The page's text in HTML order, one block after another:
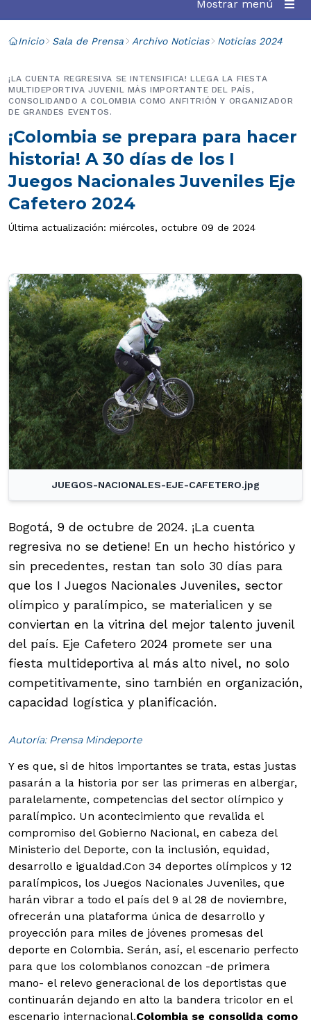
Mostrar menú
Inicio Sala de Prensa Archivo Noticias Noticias 2024
¡Colombia se prepara para hacer
historia! A 30 días de los I
Juegos Nacionales Juveniles Eje
Cafetero 2024
¡LA CUENTA REGRESIVA SE INTENSIFICA! LLEGA LA FIESTA
MULTIDEPORTIVA JUVENIL MÁS IMPORTANTE DEL PAÍS,
CONSOLIDANDO A COLOMBIA COMO ANFITRIÓN Y ORGANIZADOR
DE GRANDES EVENTOS.
Última actualización: miércoles, octubre 09 de 2024
JUEGOS-NACIONALES-EJE-CAFETERO.jpg
Bogotá, 9 de octubre de 2024. ¡La cuenta
regresiva no se detiene! En un hecho histórico y
sin precedentes, restan tan solo 30 días para
que los I Juegos Nacionales Juveniles, sector
olímpico y paralímpico, se materialicen y se
conviertan en la vitrina del mejor talento juvenil
del país. Eje Cafetero 2024 promete ser una
fiesta multideportiva al más alto nivel, no solo
competitivamente, sino también en organización,
capacidad logística y planificación.
Autoría: Prensa Mindeporte
Y es que, si de hitos importantes se trata, estas justas
pasarán a la historia por ser las primeras en albergar,
paralelamente, competencias del sector olímpico y
paralímpico. Un acontecimiento que revalida el
compromiso del Gobierno Nacional, en cabeza del
Ministerio del Deporte, con la inclusión, equidad,
desarrollo e igualdad.Con 34 deportes olímpicos y 12
paralímpicos, los Juegos Nacionales Juveniles, que
harán vibrar a todo el país del 9 al 28 de noviembre,
ofrecerán una plataforma única de desarrollo y
proyección para miles de jóvenes promesas del
deporte en Colombia. Serán, así, el escenario perfecto
para que los colombianos conozcan -de primera
mano- el relevo generacional de los deportistas que
continuarán dejando en alto la bandera tricolor en el
escenario internacional.Colombia se consolida como